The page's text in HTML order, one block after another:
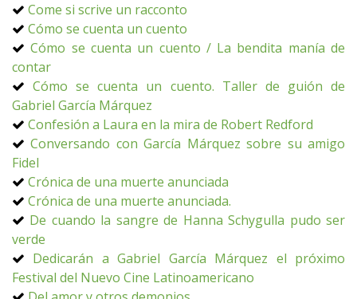
Come si scrive un racconto
Cómo se cuenta un cuento
Cómo se cuenta un cuento / La bendita manía de
contar
Cómo se cuenta un cuento. Taller de guión de
Gabriel García Márquez
Confesión a Laura en la mira de Robert Redford
Conversando con García Márquez sobre su amigo
Fidel
Crónica de una muerte anunciada
Crónica de una muerte anunciada.
De cuando la sangre de Hanna Schygulla pudo ser
verde
Dedicarán a Gabriel García Márquez el próximo
Festival del Nuevo Cine Latinoamericano